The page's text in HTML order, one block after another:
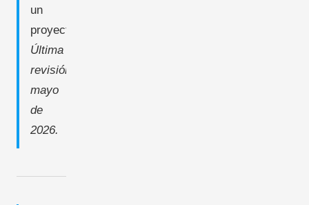
un
proyecto.
Última
revisión:
mayo
de
2026.